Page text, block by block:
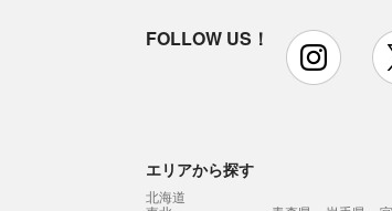
FOLLOW US！ instagram
エリアから探す
北海道